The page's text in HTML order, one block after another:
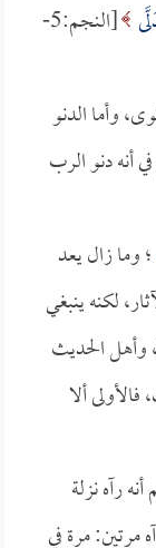
[النجم:5-
وأما الدنو
أنه دنو الرب
؛ وما زال يعد
لكنه ينبغي
وأهل الحديث
ألا
رآه نزلة
مرتين: مرة في